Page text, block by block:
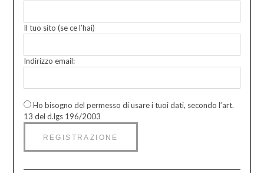
Il tuo sito (se ce l’hai)
Indirizzo email:
Ho bisogno del permesso di usare i tuoi dati, secondo l’art.
13 del d.lgs 196/2003